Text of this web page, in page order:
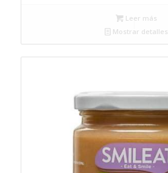
Leer más
Mostrar detalles